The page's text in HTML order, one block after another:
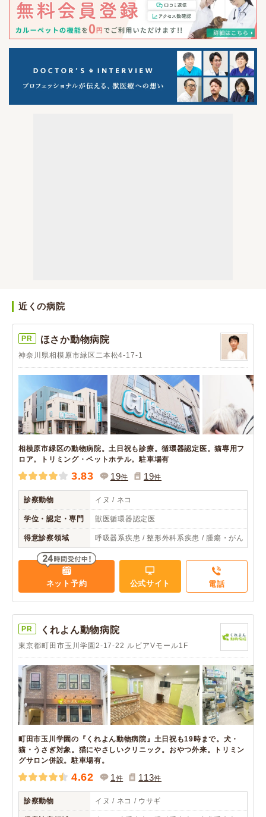
近くの病院
PR ほさか動物病院
神奈川県相模原市緑区二本松4-17-1
相模原市緑区の動物病院。土日祝も診療。循環器認定医。猫専用フ
ロア。トリミング・ペットホテル。駐車場有
3.83 19件 19件
診察動物 イヌ / ネコ
学位・認定・専門 獣医循環器認定医
得意診察領域 呼吸器系疾患 / 整形外科系疾患 / 腫瘍・がん
ネット予約 公式サイト 電話
PR くれよん動物病院
東京都町田市玉川学園2-17-22 ルビアVモール1F
町田市玉川学園の『くれよん動物病院』土日祝も19時まで。犬・
猫・うさぎ対象。猫にやさしいクリニック。おやつ外来。トリミン
グサロン併設。駐車場有。
4.62 1件 113件
診察動物 イヌ / ネコ / ウサギ